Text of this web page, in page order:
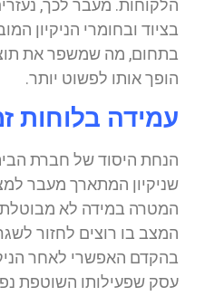
הלקוחות. מעבר לכך,
בציוד ובחומרי הניקיון
בתחום, מה שמשפר את
הופך אותו לפשוט יותר.
עמידה בלוחות
הנחת היסוד של חברת
שניקיון המתארך מעבר
המטרה במידה לא
המצב בו רוצים לחזור
בהקדם האפשרי לאחר
עסק שפעילותו השוטפת